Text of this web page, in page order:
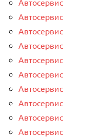
Автосервис
Автосервис
Автосервис
Автосервис
Автосервис
Автосервис
Автосервис
Автосервис
Автосервис